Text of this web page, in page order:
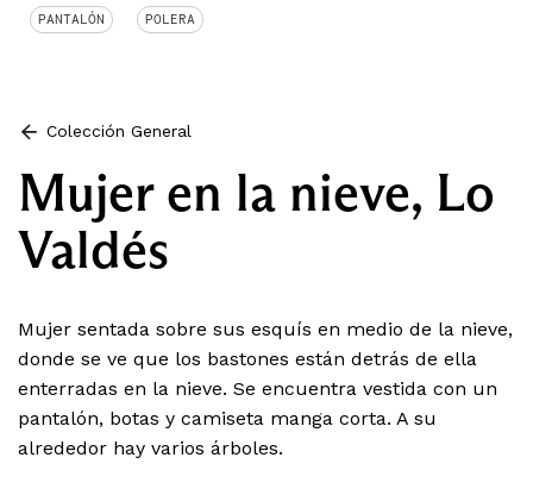
PANTALÓN POLERA
Colección General
Mujer en la nieve, Lo
Valdés
Mujer sentada sobre sus esquís en medio de la nieve,
donde se ve que los bastones están detrás de ella
enterradas en la nieve. Se encuentra vestida con un
pantalón, botas y camiseta manga corta. A su
alrededor hay varios árboles.